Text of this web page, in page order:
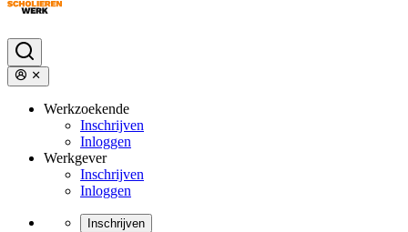
Werkzoekende
Inschrijven
Inloggen
Werkgever
Inschrijven
Inloggen
Inschrijven